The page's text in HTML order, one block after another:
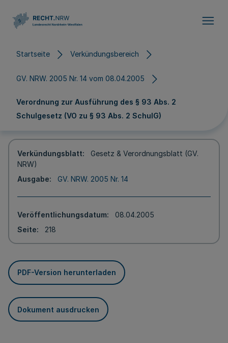
Startseite Verkündungsbereich
GV. NRW. 2005 Nr. 14 vom 08.04.2005
Verordnung zur Ausführung des § 93 Abs. 2
Schulgesetz (VO zu § 93 Abs. 2 SchulG)
Verkündungsblatt
Gesetz & Verordnungsblatt (GV.
NRW)
Ausgabe
GV. NRW. 2005 Nr. 14
Veröffentlichungsdatum
08.04.2005
Seite
218
PDF-Version herunterladen
Dokument ausdrucken